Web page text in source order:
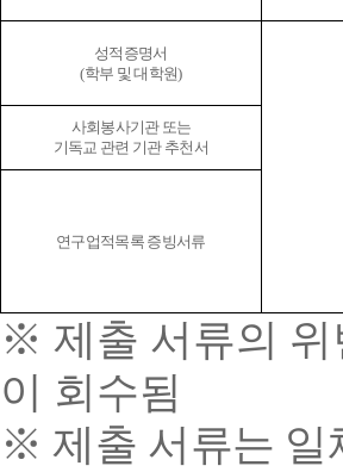
성적증명서
(학부 및 대학원)
사회봉사기관 또는
기독교 관련 기관 추천서
연구업적목록 증빙서류
※ 제출 서류의
이 회수됨
※ 제출 서류는 일